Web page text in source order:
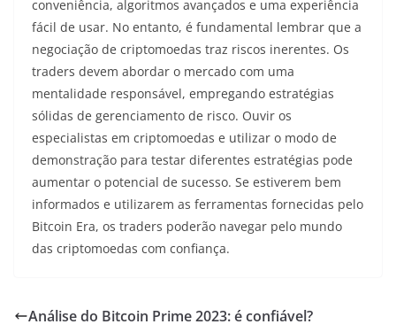
conveniência, algoritmos avançados e uma experiência
fácil de usar. No entanto, é fundamental lembrar que a
negociação de criptomoedas traz riscos inerentes. Os
traders devem abordar o mercado com uma
mentalidade responsável, empregando estratégias
sólidas de gerenciamento de risco. Ouvir os
especialistas em criptomoedas e utilizar o modo de
demonstração para testar diferentes estratégias pode
aumentar o potencial de sucesso. Se estiverem bem
informados e utilizarem as ferramentas fornecidas pelo
Bitcoin Era, os traders poderão navegar pelo mundo
das criptomoedas com confiança.
Análise do Bitcoin Prime 2023: é confiável?